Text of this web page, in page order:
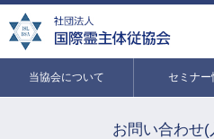
当協会について セミナー
お問い合わせ(